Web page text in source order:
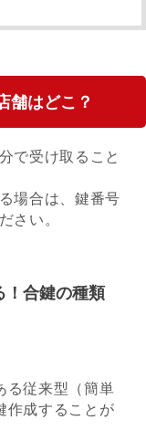
舗はどこ？
で受け取ること
場合は、鍵番号
さい。
！合鍵の種類
る従来型（簡単
作成することが